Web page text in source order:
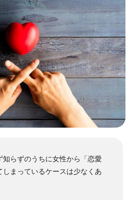
らずのうちに女性から「恋愛
まっているケースは少なくあ